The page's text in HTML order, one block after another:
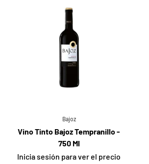
Bajoz
Vino Tinto Bajoz Tempranillo -
750 Ml
Inicia sesión para ver el precio